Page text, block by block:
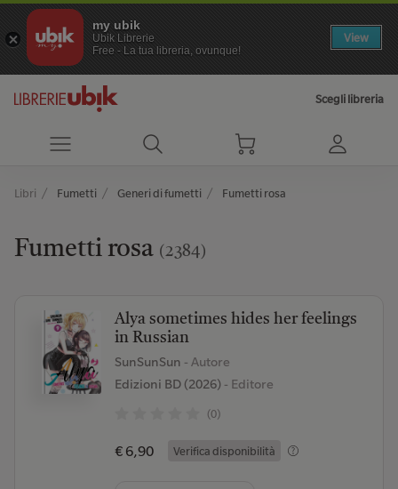
my ubik
Ubik Librerie
Free - La tua libreria, ovunque!
View
Scegli libreria
Libri Fumetti Generi di fumetti Fumetti rosa
Fumetti rosa (2384)
Alya sometimes hides her feelings
in Russian
SunSunSun - Autore
Edizioni BD (2026)- Editore
(0)
€ 6,90 Verifica disponibilità